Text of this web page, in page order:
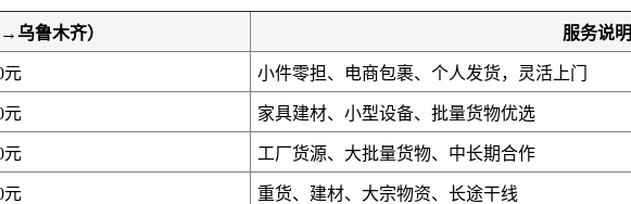
乌鲁木齐） 服务说明
元 小件零担、电商包裹、个人发货，灵活上门
元 家具建材、小型设备、批量货物优选
元 工厂货源、大批量货物、中长期合作
元 重货、建材、大宗物资、长途干线